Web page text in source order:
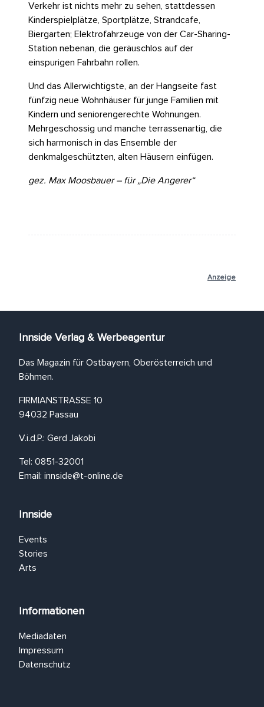
Verkehr ist nichts mehr zu sehen, stattdessen
Kinderspielplätze, Sportplätze, Strandcafe,
Biergarten; Elektrofahrzeuge von der Car-Sharing-
Station nebenan, die geräuschlos auf der
einspurigen Fahrbahn rollen.
Und das Allerwichtigste, an der Hangseite fast
fünfzig neue Wohnhäuser für junge Familien mit
Kindern und seniorengerechte Wohnungen.
Mehrgeschossig und manche terrassenartig, die
sich harmonisch in das Ensemble der
denkmalgeschützten, alten Häusern einfügen.
gez. Max Moosbauer – für „Die Angerer“
Anzeige
Innside Verlag & Werbeagentur
Das Magazin für Ostbayern, Oberösterreich und
Böhmen.
FIRMIANSTRASSE 10
94032 Passau
V.i.d.P.: Gerd Jakobi
Tel: 0851-32001
Email: innside@t-online.de
Innside
Events
Stories
Arts
Informationen
Mediadaten
Impressum
Datenschutz